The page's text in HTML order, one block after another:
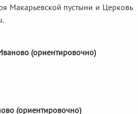
Макарьевской пустыни и Церковь
(ориентировочно)
(ориентировочно)